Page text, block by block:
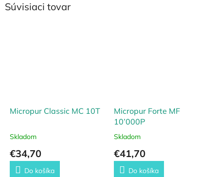
Súvisiaci tovar
Micropur Classic MC 10T
Skladom
€34,70
Do košíka
Micropur Forte MF
10’000P
Skladom
€41,70
Do košíka